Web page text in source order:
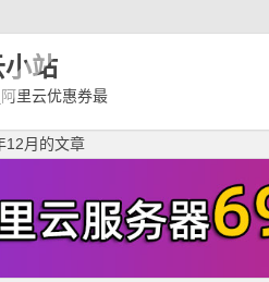
小站
里云优惠券最
12月的文章